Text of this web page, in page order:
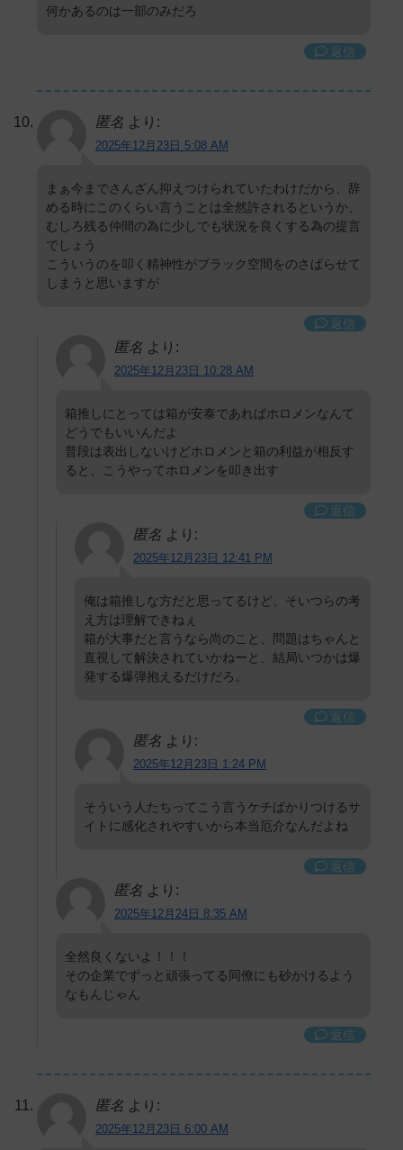
何かあるのは一部のみだろ
返信
匿名 より:
2025年12月23日 5:08 AM
まぁ今までさんざん抑えつけられていたわけだから、辞
める時にこのくらい言うことは全然許されるというか、
むしろ残る仲間の為に少しでも状況を良くする為の提言
でしょう
こういうのを叩く精神性がブラック空間をのさばらせて
しまうと思いますが
返信
匿名 より:
2025年12月23日 10:28 AM
箱推しにとっては箱が安泰であればホロメンなんて
どうでもいいんだよ
普段は表出しないけどホロメンと箱の利益が相反す
ると、こうやってホロメンを叩き出す
返信
匿名 より:
2025年12月23日 12:41 PM
俺は箱推しな方だと思ってるけど、そいつらの考
え方は理解できねぇ
箱が大事だと言うなら尚のこと、問題はちゃんと
直視して解決されていかねーと、結局いつかは爆
発する爆弾抱えるだけだろ。
返信
匿名 より:
2025年12月23日 1:24 PM
そういう人たちってこう言うケチばかりつけるサ
イトに感化されやすいから本当厄介なんだよね
返信
匿名 より:
2025年12月24日 8:35 AM
全然良くないよ！！！
その企業でずっと頑張ってる同僚にも砂かけるよう
なもんじゃん
返信
匿名 より:
2025年12月23日 6:00 AM